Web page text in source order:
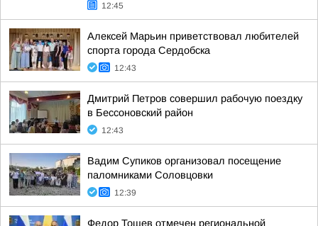
12:45
Алексей Марьин приветствовал любителей
спорта города Сердобска
12:43
Дмитрий Петров совершил рабочую поездку
в Бессоновский район
12:43
Вадим Супиков организовал посещение
паломниками Соловцовки
12:39
Федор Тощев отмечен региональной